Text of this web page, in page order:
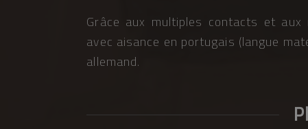
Grâce aux multiples contacts et aux
avec aisance en portugais (langue
allemand.